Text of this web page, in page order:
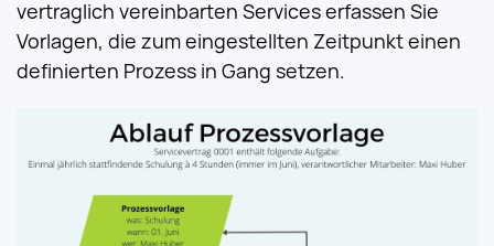
vertraglich vereinbarten Services erfassen Sie
Vorlagen, die zum eingestellten Zeitpunkt einen
definierten Prozess in Gang setzen.